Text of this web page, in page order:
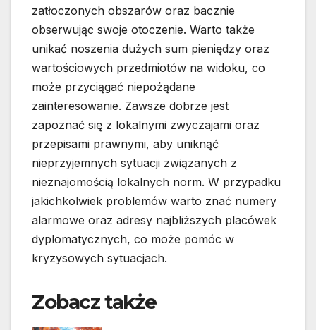
zatłoczonych obszarów oraz bacznie
obserwując swoje otoczenie. Warto także
unikać noszenia dużych sum pieniędzy oraz
wartościowych przedmiotów na widoku, co
może przyciągać niepożądane
zainteresowanie. Zawsze dobrze jest
zapoznać się z lokalnymi zwyczajami oraz
przepisami prawnymi, aby uniknąć
nieprzyjemnych sytuacji związanych z
nieznajomością lokalnych norm. W przypadku
jakichkolwiek problemów warto znać numery
alarmowe oraz adresy najbliższych placówek
dyplomatycznych, co może pomóc w
kryzysowych sytuacjach.
Zobacz także